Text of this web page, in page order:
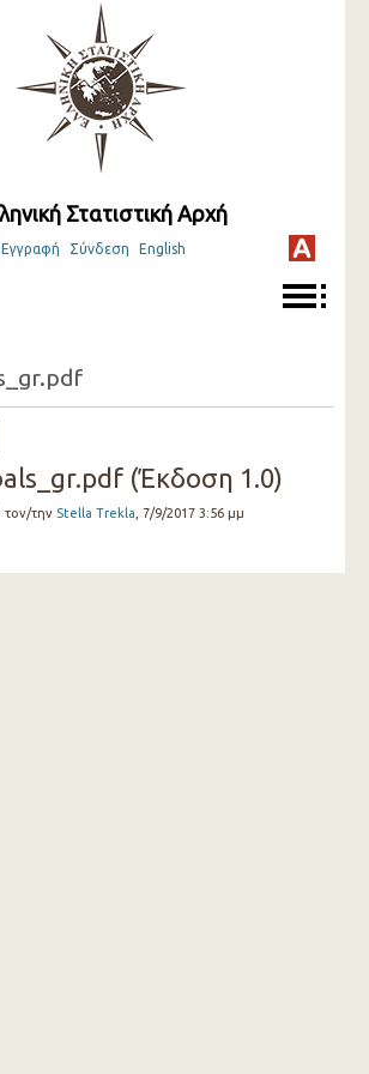
Στατιστική Αρχή
Εγγραφή Σύνδεση English
(Έκδοση 1.0)
την Stella Trekla , 7/9/2017 3:56 μμ